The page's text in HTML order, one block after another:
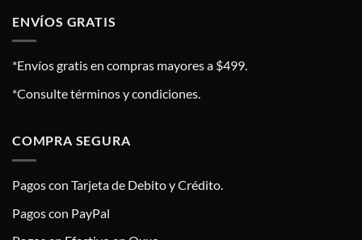
ENVÍOS GRATIS
*Envíos gratis en compras mayores a $499.
*Consulte términos y condiciones.
COMPRA SEGURA
Pagos con Tarjeta de Debito y Crédito.
Pagos con PayPal